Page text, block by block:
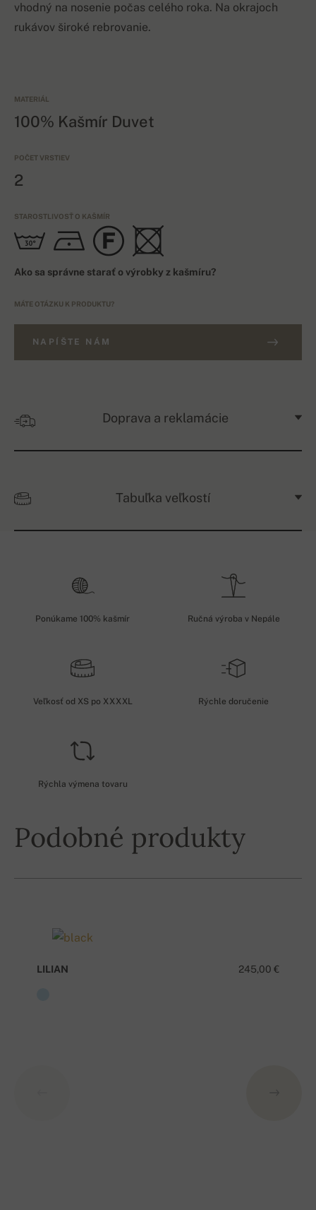
vhodný na nosenie počas celého roka. Na okrajoch
rukávov široké rebrovanie.
MATERIÁL
100% Kašmír Duvet
POČET VRSTIEV
2
STAROSTLIVOSŤ O KAŠMÍR
Ako sa správne starať o výrobky z kašmíru?
MÁTE OTÁZKU K PRODUKTU?
NAPÍŠTE NÁM
Doprava a reklamácie
Tabuľka veľkostí
Ponúkame 100% kašmír Ručná výroba v Nepále
Veľkosť od XS po XXXXL Rýchle doručenie
Rýchla výmena tovaru
Podobné produkty
245,00 €
LILIAN